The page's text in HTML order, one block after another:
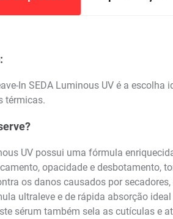
In SEDA Luminous UV é a
térmicas.
UV possui uma fórmula
opacidade e desbotamento,
os danos causados por
ultraleve e de rápida absorção
sérum também sela as cutículas e